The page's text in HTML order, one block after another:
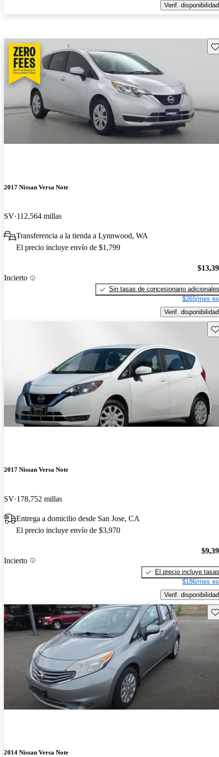
Verif. disponibilidad
2017 Nissan Versa Note
SV 112,564 millas
Transferencia a la tienda a Lynnwood, WA
El precio incluye envío de $1,799
Incierto
Sin tasas de concesionario adicionales
$265/mes
Verif. disponibilidad
2017 Nissan Versa Note
SV 178,752 millas
Entrega a domicilio desde San Jose, CA
El precio incluye envío de $3,970
Incierto
El precio incluye tasas
$186/mes
Verif. disponibilidad
2014 Nissan Versa Note